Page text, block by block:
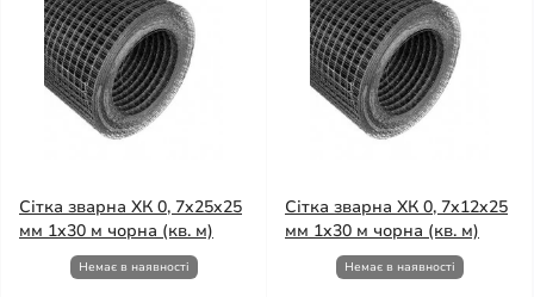
Сітка зварна ХК 0, 7x25x25
мм 1x30 м чорна (кв. м)
Немає в наявності
Сітка зварна ХК 0, 7x12x25
мм 1x30 м чорна (кв. м)
Немає в наявності